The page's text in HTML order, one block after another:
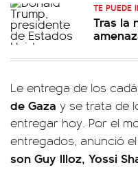
TE PUEDE
Tras la
Le entrega de los
de Gaza y se trata de
entregar hoy. Por el
entregados, anunció
son Guy Illoz, Yossi